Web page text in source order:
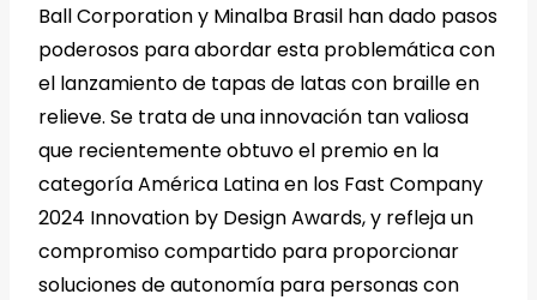
Ball Corporation y Minalba Brasil han dado pasos
poderosos para abordar esta problemática con
el lanzamiento de tapas de latas con braille en
relieve. Se trata de una innovación tan valiosa
que recientemente obtuvo el premio en la
categoría América Latina en los Fast Company
2024 Innovation by Design Awards, y refleja un
compromiso compartido para proporcionar
soluciones de autonomía para personas con